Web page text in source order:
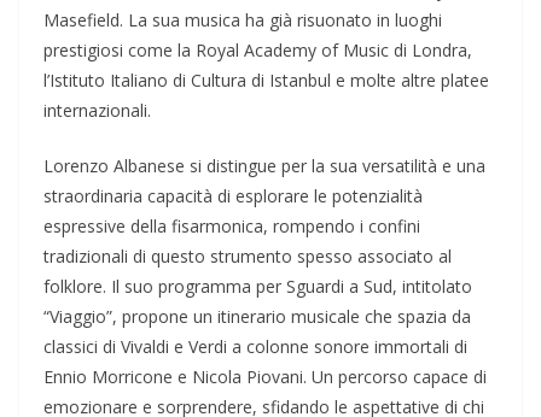
Masefield. La sua musica ha già risuonato in luoghi
prestigiosi come la Royal Academy of Music di Londra,
l’Istituto Italiano di Cultura di Istanbul e molte altre platee
internazionali.
Lorenzo Albanese si distingue per la sua versatilità e una
straordinaria capacità di esplorare le potenzialità
espressive della fisarmonica, rompendo i confini
tradizionali di questo strumento spesso associato al
folklore. Il suo programma per Sguardi a Sud, intitolato
“Viaggio”, propone un itinerario musicale che spazia da
classici di Vivaldi e Verdi a colonne sonore immortali di
Ennio Morricone e Nicola Piovani. Un percorso capace di
emozionare e sorprendere, sfidando le aspettative di chi